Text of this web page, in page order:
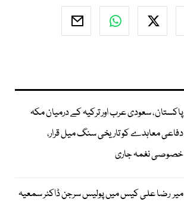
پاکستان، سعودی عرب اور ترکیہ کے درمیان مکہ
دفاعی معاہدے کو تاریخی سنگ میل قرار،
خصوصی نغمہ جاری
میر رضا علی کیس میں پولیس سرجن ڈاکٹر سمعیہ